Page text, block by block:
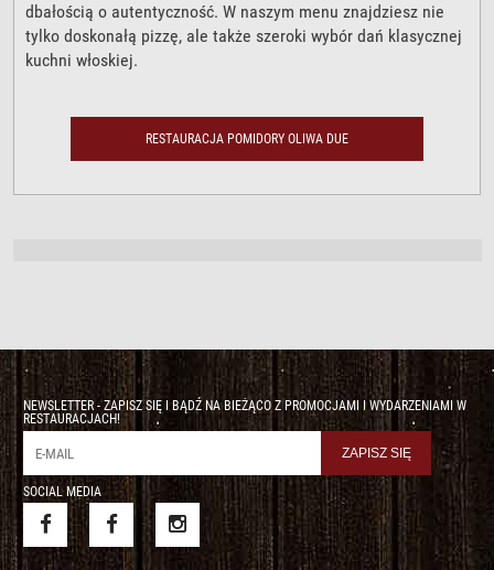
dbałością o autentyczność. W naszym menu znajdziesz nie
tylko doskonałą pizzę, ale także szeroki wybór dań klasycznej
kuchni włoskiej.
RESTAURACJA POMIDORY OLIWA DUE
NEWSLETTER - ZAPISZ SIĘ I BĄDŹ NA BIEŻĄCO Z PROMOCJAMI I WYDARZENIAMI W
RESTAURACJACH!
SOCIAL MEDIA